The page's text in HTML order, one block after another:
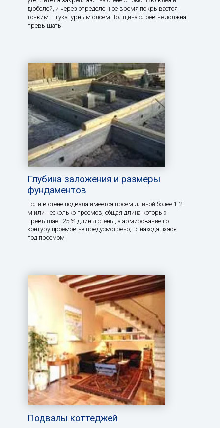
дюбелей, и через определенное время покрывается
тонким штукатурным слоем. Толщина слоев не должна
превышать
Глубина заложения и размеры
фундаментов
Если в стене подвала имеется проем длиной более 1,2
м или несколько проемов, общая длина которых
превышает 25 % длины стены, а армирование по
контуру проемов не предусмотрено, то находящаяся
под проемом
Подвалы коттеджей